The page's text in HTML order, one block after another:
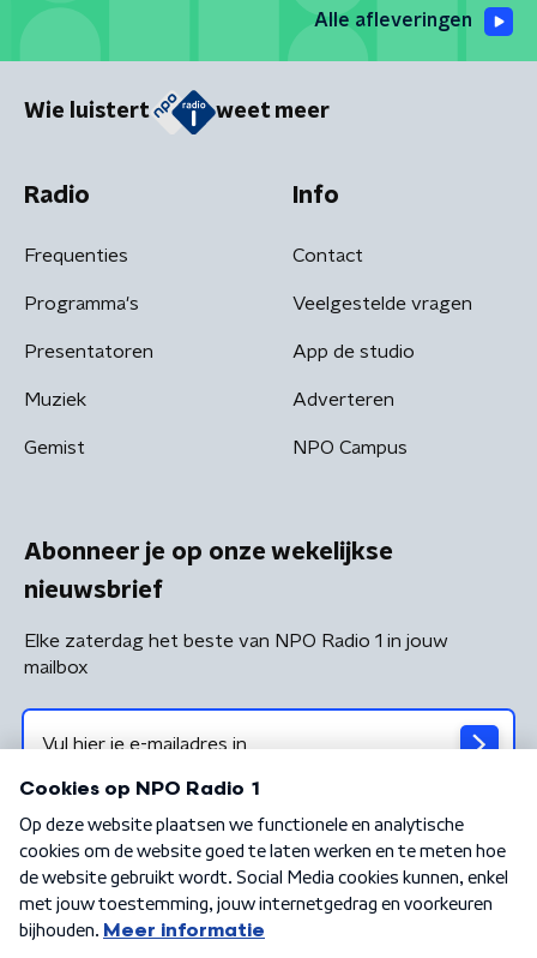
Alle afleveringen
Wie luistert weet meer
Radio
Frequenties
Programma's
Presentatoren
Muziek
Gemist
Info
Contact
Veelgestelde vragen
App de studio
Adverteren
NPO Campus
Abonneer je op onze wekelijkse
nieuwsbrief
Elke zaterdag het beste van NPO Radio 1 in jouw
mailbox
Algemene voorwaarden